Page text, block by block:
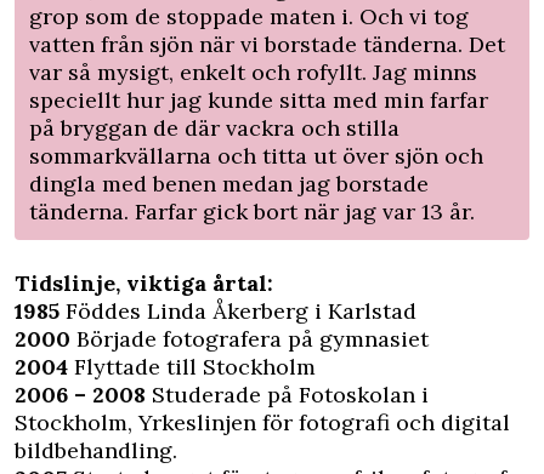
grop som de stoppade maten i. Och vi tog
vatten från sjön när vi borstade tänderna. Det
var så mysigt, enkelt och rofyllt. Jag minns
speciellt hur jag kunde sitta med min farfar
på bryggan de där vackra och stilla
sommarkvällarna och titta ut över sjön och
dingla med benen medan jag borstade
tänderna. Farfar gick bort när jag var 13 år.
Tidslinje, viktiga årtal:
1985 Föddes Linda Åkerberg i Karlstad
2000 Började fotografera på gymnasiet
2004 Flyttade till Stockholm
2006 – 2008 Studerade på Fotoskolan i
Stockholm, Yrkeslinjen för fotografi och digital
bildbehandling.